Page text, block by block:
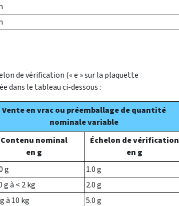
de vérification (« e » sur la plaquette
dans le tableau ci-dessous :
Vente en vrac ou préemballage de quantité
nominale variable
Contenu nominal
en g
Échelon de vérification
en g
g
1.0 g
g à < 2 kg
2.0 g
à 10 kg
5.0 g